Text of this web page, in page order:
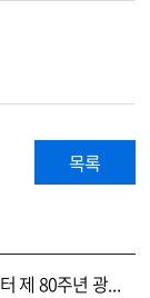
목록
[모집] 2025년 나름청소년활동센터 제 80주년 광복절 기념 시 공모전 함께 할 청소년 모집합니다!